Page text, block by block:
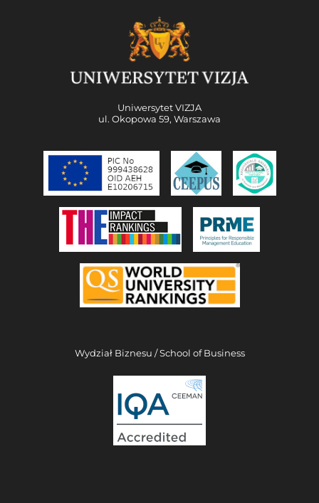
Uniwersytet VIZJA
ul. Okopowa 59, Warszawa
Wydział Biznesu / School of Business